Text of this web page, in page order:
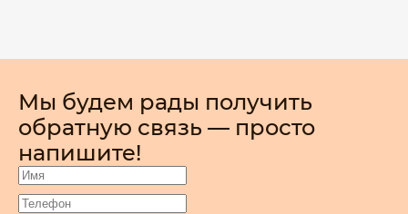
Мы будем рады получить
обратную связь — просто
напишите!